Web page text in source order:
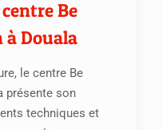
Be
à Douala
le centre Be
présente son
techniques et